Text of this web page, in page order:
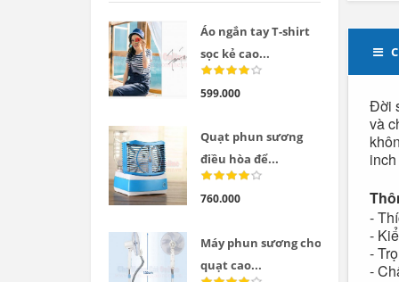
Đời
và
-
-
-
-
Áo ngắn tay T-shirt
sọc kẻ cao...
599.000
Quạt phun sương
điều hòa để...
760.000
Máy phun sương cho
quạt cao...